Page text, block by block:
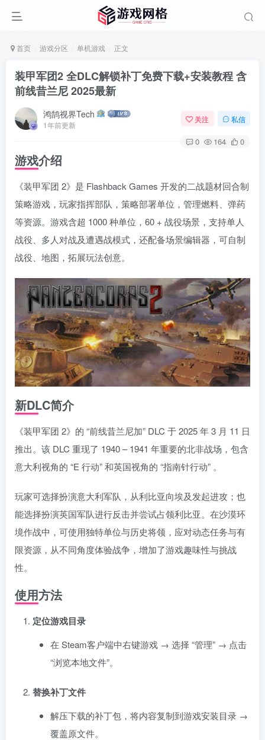
源杂烩
关注
首页 游戏分区 单机游戏 正文
装甲军团2 全DLC解锁补丁免费下载+安装教程 含
前线昔兰尼 2025最新
鸿鹄视界Tech
1年前更新
关注 私信
0 164 0
游戏介绍
《装甲军团 2》是 Flashback Games 开发的二战题材回合制
策略游戏，玩家指挥部队，策略部署单位，管理燃料、弹药
等资源。游戏含超 1000 种单位，60 + 战役场景，支持单人
战役、多人对战及遭遇战模式，还配备场景编辑器，可自制
战役、地图，拓展玩法创意。
新DLC简介
《装甲军团 2》的 “前线昔兰尼加” DLC 于 2025 年 3 月 11 日
推出。该 DLC 重现了 1940 – 1941 年重要的北非战场，包含
意大利视角的 “E 行动” 和英国视角的 “指南针行动” 。
玩家可选择扮演意大利军队，从利比亚向埃及发起进攻；也
能选择扮演英国军队进行反击并尝试占领利比亚。在沙漠环
境作战中，可使用独特单位与历史将领，应对动态任务与有
限资源，从不同角度体验战争，增加了游戏趣味性与挑战
性。
使用方法
定位游戏目录
在 Steam客户端中右键游戏 → 选择 “管理” → 点击
“浏览本地文件”。
替换补丁文件
解压下载的补丁包，将内容复制到游戏安装目录 →
覆盖原文件。